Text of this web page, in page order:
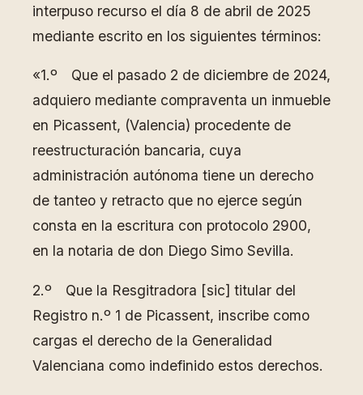
interpuso recurso el día 8 de abril de 2025
mediante escrito en los siguientes términos:
«1.º Que el pasado 2 de diciembre de 2024,
adquiero mediante compraventa un inmueble
en Picassent, (Valencia) procedente de
reestructuración bancaria, cuya
administración autónoma tiene un derecho
de tanteo y retracto que no ejerce según
consta en la escritura con protocolo 2900,
en la notaria de don Diego Simo Sevilla.
2.º Que la Resgitradora [sic] titular del
Registro n.º 1 de Picassent, inscribe como
cargas el derecho de la Generalidad
Valenciana como indefinido estos derechos.